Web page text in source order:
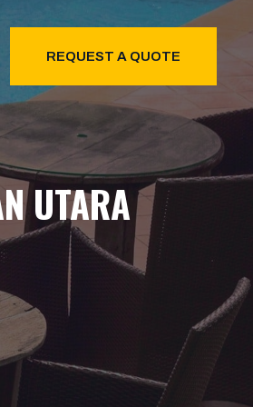
REQUEST A QUOTE
UTARA